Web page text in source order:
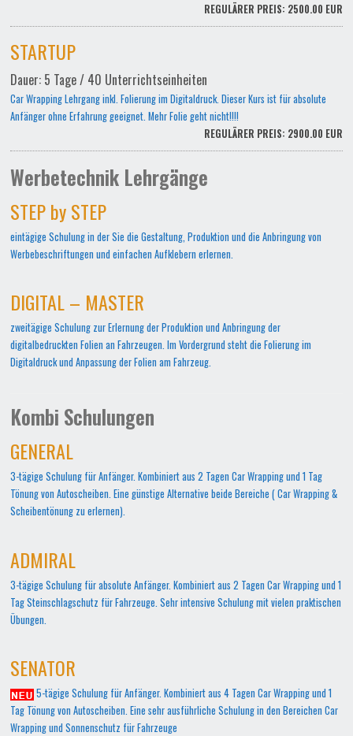
REGULÄRER PREIS: 2500.00 EUR
STARTUP
Dauer: 5 Tage / 40 Unterrichtseinheiten
Car Wrapping Lehrgang inkl. Folierung im Digitaldruck. Dieser Kurs ist für absolute
Anfänger ohne Erfahrung geeignet. Mehr Folie geht nicht!!!!
REGULÄRER PREIS: 2900.00 EUR
Werbetechnik Lehrgänge
STEP by STEP
eintägige Schulung in der Sie die Gestaltung, Produktion und die Anbringung von
Werbebeschriftungen und einfachen Aufklebern erlernen.
DIGITAL – MASTER
zweitägige Schulung zur Erlernung der Produktion und Anbringung der
digitalbedruckten Folien an Fahrzeugen. Im Vordergrund steht die Folierung im
Digitaldruck und Anpassung der Folien am Fahrzeug.
Kombi Schulungen
GENERAL
3-tägige Schulung für Anfänger. Kombiniert aus 2 Tagen Car Wrapping und 1 Tag
Tönung von Autoscheiben. Eine günstige Alternative beide Bereiche ( Car Wrapping &
Scheibentönung zu erlernen).
ADMIRAL
3-tägige Schulung für absolute Anfänger. Kombiniert aus 2 Tagen Car Wrapping und 1
Tag Steinschlagschutz für Fahrzeuge. Sehr intensive Schulung mit vielen praktischen
Übungen.
SENATOR
5-tägige Schulung für Anfänger. Kombiniert aus 4 Tagen Car Wrapping und 1
Tag Tönung von Autoscheiben. Eine sehr ausführliche Schulung in den Bereichen Car
Wrapping und Sonnenschutz für Fahrzeuge